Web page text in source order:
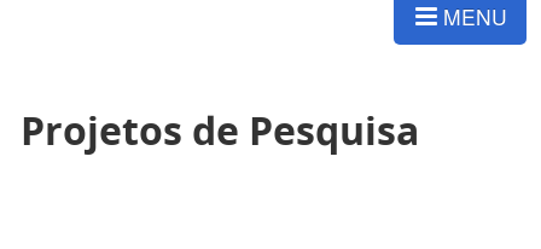
MENU
Projetos de Pesquisa